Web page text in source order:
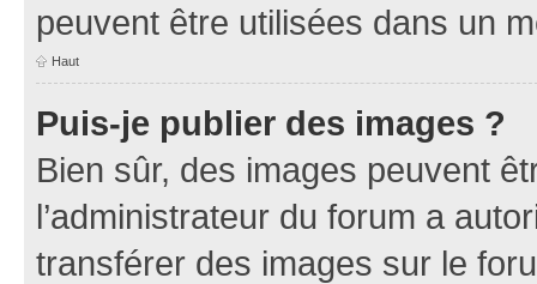
peuvent être utilisées dans un
Haut
Puis-je publier des images ?
Bien sûr, des images peuvent
l’administrateur du forum a
transférer des images sur le